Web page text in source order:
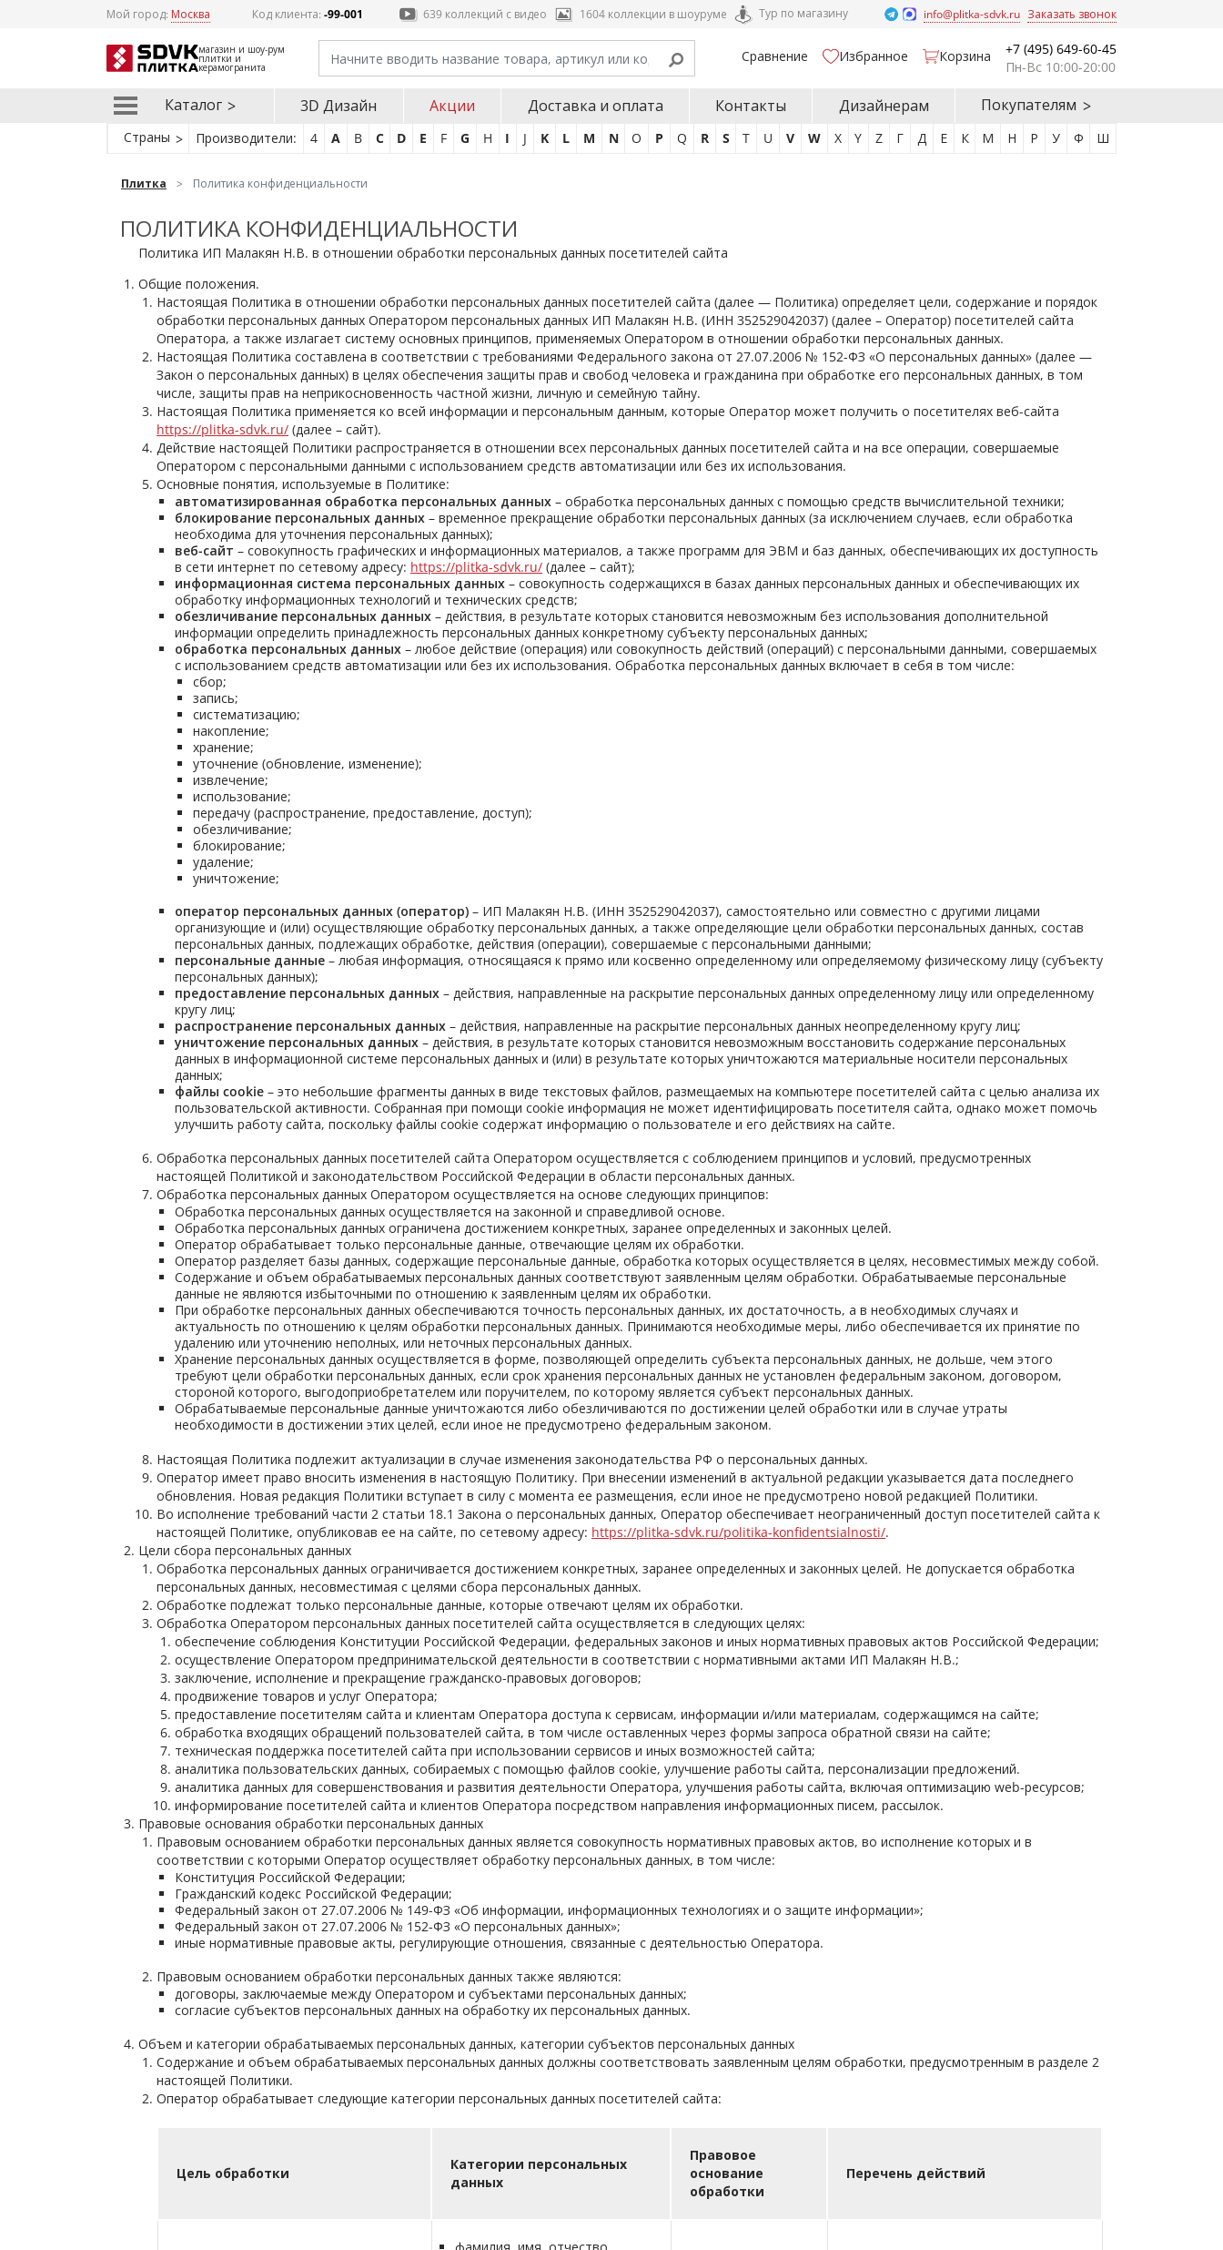
Мой город: Москва Код клиента:-99-001 639 коллекций с видео 1604 коллекции в шоуруме Тур по магазину info@plitka-sdvk.ru Заказать звонок
магазин и шоу-рум
плитки и
керамогранита
Сравнение Избранное Корзина
+7 (495) 649-60-45
Пн-Вс 10:00-20:00
Каталог 3D Дизайн Акции Доставка и оплата Контакты Дизайнерам Покупателям
Страны Производители: 4 A B C D E F G H I J K L M N O P Q R S T U V W X Y Z Г Д Е К М Н Р У Ф Ш
Плитка Политика конфиденциальности
ПОЛИТИКА КОНФИДЕНЦИАЛЬНОСТИ
Политика ИП Малакян Н.В. в отношении обработки персональных данных посетителей сайта
Общие положения.
Настоящая Политика в отношении обработки персональных данных посетителей сайта (далее — Политика) определяет цели, содержание и порядок
обработки персональных данных Оператором персональных данных ИП Малакян Н.В. (ИНН 352529042037) (далее – Оператор) посетителей сайта
Оператора, а также излагает систему основных принципов, применяемых Оператором в отношении обработки персональных данных.
Настоящая Политика составлена в соответствии с требованиями Федерального закона от 27.07.2006 № 152-ФЗ «О персональных данных» (далее —
Закон о персональных данных) в целях обеспечения защиты прав и свобод человека и гражданина при обработке его персональных данных, в том
числе, защиты прав на неприкосновенность частной жизни, личную и семейную тайну.
Настоящая Политика применяется ко всей информации и персональным данным, которые Оператор может получить о посетителях веб-сайта
https://plitka-sdvk.ru/ (далее – сайт).
Действие настоящей Политики распространяется в отношении всех персональных данных посетителей сайта и на все операции, совершаемые
Оператором с персональными данными с использованием средств автоматизации или без их использования.
Основные понятия, используемые в Политике:
автоматизированная обработка персональных данных – обработка персональных данных с помощью средств вычислительной техники;
блокирование персональных данных – временное прекращение обработки персональных данных (за исключением случаев, если обработка
необходима для уточнения персональных данных);
веб-сайт – совокупность графических и информационных материалов, а также программ для ЭВМ и баз данных, обеспечивающих их доступность
в сети интернет по сетевому адресу: https://plitka-sdvk.ru/ (далее – сайт);
информационная система персональных данных – совокупность содержащихся в базах данных персональных данных и обеспечивающих их
обработку информационных технологий и технических средств;
обезличивание персональных данных – действия, в результате которых становится невозможным без использования дополнительной
информации определить принадлежность персональных данных конкретному субъекту персональных данных;
обработка персональных данных – любое действие (операция) или совокупность действий (операций) с персональными данными, совершаемых
с использованием средств автоматизации или без их использования. Обработка персональных данных включает в себя в том числе:
сбор;
запись;
систематизацию;
накопление;
хранение;
уточнение (обновление, изменение);
извлечение;
использование;
передачу (распространение, предоставление, доступ);
обезличивание;
блокирование;
удаление;
уничтожение;
оператор персональных данных (оператор) – ИП Малакян Н.В. (ИНН 352529042037), самостоятельно или совместно с другими лицами
организующие и (или) осуществляющие обработку персональных данных, а также определяющие цели обработки персональных данных, состав
персональных данных, подлежащих обработке, действия (операции), совершаемые с персональными данными;
персональные данные – любая информация, относящаяся к прямо или косвенно определенному или определяемому физическому лицу (субъекту
персональных данных);
предоставление персональных данных – действия, направленные на раскрытие персональных данных определенному лицу или определенному
кругу лиц;
распространение персональных данных – действия, направленные на раскрытие персональных данных неопределенному кругу лиц;
уничтожение персональных данных – действия, в результате которых становится невозможным восстановить содержание персональных
данных в информационной системе персональных данных и (или) в результате которых уничтожаются материальные носители персональных
данных;
файлы cookie – это небольшие фрагменты данных в виде текстовых файлов, размещаемых на компьютере посетителей сайта с целью анализа их
пользовательской активности. Собранная при помощи cookie информация не может идентифицировать посетителя сайта, однако может помочь
улучшить работу сайта, поскольку файлы cookie содержат информацию о пользователе и его действиях на сайте.
Обработка персональных данных посетителей сайта Оператором осуществляется с соблюдением принципов и условий, предусмотренных
настоящей Политикой и законодательством Российской Федерации в области персональных данных.
Обработка персональных данных Оператором осуществляется на основе следующих принципов:
Обработка персональных данных осуществляется на законной и справедливой основе.
Обработка персональных данных ограничена достижением конкретных, заранее определенных и законных целей.
Оператор обрабатывает только персональные данные, отвечающие целям их обработки.
Оператор разделяет базы данных, содержащие персональные данные, обработка которых осуществляется в целях, несовместимых между собой.
Содержание и объем обрабатываемых персональных данных соответствуют заявленным целям обработки. Обрабатываемые персональные
данные не являются избыточными по отношению к заявленным целям их обработки.
При обработке персональных данных обеспечиваются точность персональных данных, их достаточность, а в необходимых случаях и
актуальность по отношению к целям обработки персональных данных. Принимаются необходимые меры, либо обеспечивается их принятие по
удалению или уточнению неполных, или неточных персональных данных.
Хранение персональных данных осуществляется в форме, позволяющей определить субъекта персональных данных, не дольше, чем этого
требуют цели обработки персональных данных, если срок хранения персональных данных не установлен федеральным законом, договором,
стороной которого, выгодоприобретателем или поручителем, по которому является субъект персональных данных.
Обрабатываемые персональные данные уничтожаются либо обезличиваются по достижении целей обработки или в случае утраты
необходимости в достижении этих целей, если иное не предусмотрено федеральным законом.
Настоящая Политика подлежит актуализации в случае изменения законодательства РФ о персональных данных.
Оператор имеет право вносить изменения в настоящую Политику. При внесении изменений в актуальной редакции указывается дата последнего
обновления. Новая редакция Политики вступает в силу с момента ее размещения, если иное не предусмотрено новой редакцией Политики.
Во исполнение требований части 2 статьи 18.1 Закона о персональных данных, Оператор обеспечивает неограниченный доступ посетителей сайта к
настоящей Политике, опубликовав ее на сайте, по сетевому адресу: https://plitka-sdvk.ru/politika-konfidentsialnosti/.
Цели сбора персональных данных
Обработка персональных данных ограничивается достижением конкретных, заранее определенных и законных целей. Не допускается обработка
персональных данных, несовместимая с целями сбора персональных данных.
Обработке подлежат только персональные данные, которые отвечают целям их обработки.
Обработка Оператором персональных данных посетителей сайта осуществляется в следующих целях:
обеспечение соблюдения Конституции Российской Федерации, федеральных законов и иных нормативных правовых актов Российской Федерации;
осуществление Оператором предпринимательской деятельности в соответствии с нормативными актами ИП Малакян Н.В.;
заключение, исполнение и прекращение гражданско-правовых договоров;
продвижение товаров и услуг Оператора;
предоставление посетителям сайта и клиентам Оператора доступа к сервисам, информации и/или материалам, содержащимся на сайте;
обработка входящих обращений пользователей сайта, в том числе оставленных через формы запроса обратной связи на сайте;
техническая поддержка посетителей сайта при использовании сервисов и иных возможностей сайта;
аналитика пользовательских данных, собираемых с помощью файлов cookie, улучшение работы сайта, персонализации предложений.
аналитика данных для совершенствования и развития деятельности Оператора, улучшения работы сайта, включая оптимизацию web-ресурсов;
информирование посетителей сайта и клиентов Оператора посредством направления информационных писем, рассылок.
Правовые основания обработки персональных данных
Правовым основанием обработки персональных данных является совокупность нормативных правовых актов, во исполнение которых и в
соответствии с которыми Оператор осуществляет обработку персональных данных, в том числе:
Конституция Российской Федерации;
Гражданский кодекс Российской Федерации;
Федеральный закон от 27.07.2006 № 149-ФЗ «Об информации, информационных технологиях и о защите информации»;
Федеральный закон от 27.07.2006 № 152-ФЗ «О персональных данных»;
иные нормативные правовые акты, регулирующие отношения, связанные с деятельностью Оператора.
Правовым основанием обработки персональных данных также являются:
договоры, заключаемые между Оператором и субъектами персональных данных;
согласие субъектов персональных данных на обработку их персональных данных.
Объем и категории обрабатываемых персональных данных, категории субъектов персональных данных
Содержание и объем обрабатываемых персональных данных должны соответствовать заявленным целям обработки, предусмотренным в разделе 2
настоящей Политики.
Оператор обрабатывает следующие категории персональных данных посетителей сайта:
Цель обработки
Категории персональных
данных
Правовое
основание
обработки
Перечень действий